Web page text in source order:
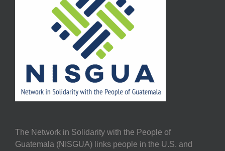
The Network in Solidarity with the People of
Guatemala (NISGUA) links people in the U.S. and